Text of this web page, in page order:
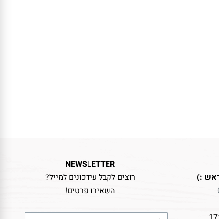
:)
NEWSLETTER
רוצים לקבל עידכונים למייל?
השאירו פרטים!